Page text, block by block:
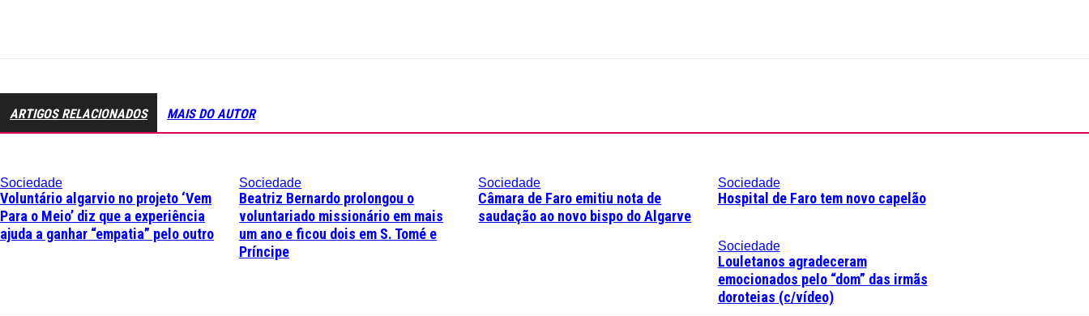
ARTIGOS RELACIONADOS MAIS DO AUTOR
Sociedade
Voluntário algarvio no projeto ‘Vem
Para o Meio’ diz que a experiência
ajuda a ganhar “empatia” pelo outro
Sociedade
Beatriz Bernardo prolongou o
voluntariado missionário em mais
um ano e ficou dois em S. Tomé e
Príncipe
Sociedade
Câmara de Faro emitiu nota de
saudação ao novo bispo do Algarve
Sociedade
Hospital de Faro tem novo capelão
Sociedade
Louletanos agradeceram
emocionados pelo “dom” das irmãs
doroteias (c/vídeo)